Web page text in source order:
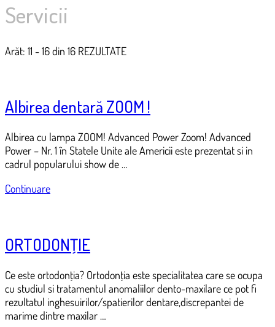
Servicii
Arăt: 11 - 16 din 16 REZULTATE
Albirea dentară ZOOM !
Albirea cu lampa ZOOM! Advanced Power Zoom! Advanced
Power – Nr. 1 în Statele Unite ale Americii este prezentat si in
cadrul popularului show de …
Continuare
ORTODONŢIE
Ce este ortodonţia? Ortodonţia este specialitatea care se ocupa
cu studiul si tratamentul anomaliilor dento-maxilare ce pot fi
rezultatul inghesuirilor/spatierilor dentare,discrepantei de
marime dintre maxilar …